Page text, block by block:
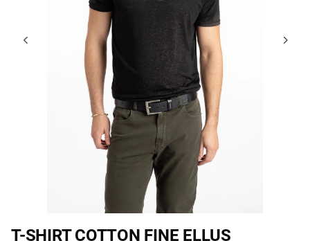
T-SHIRT COTTON FINE ELLUS